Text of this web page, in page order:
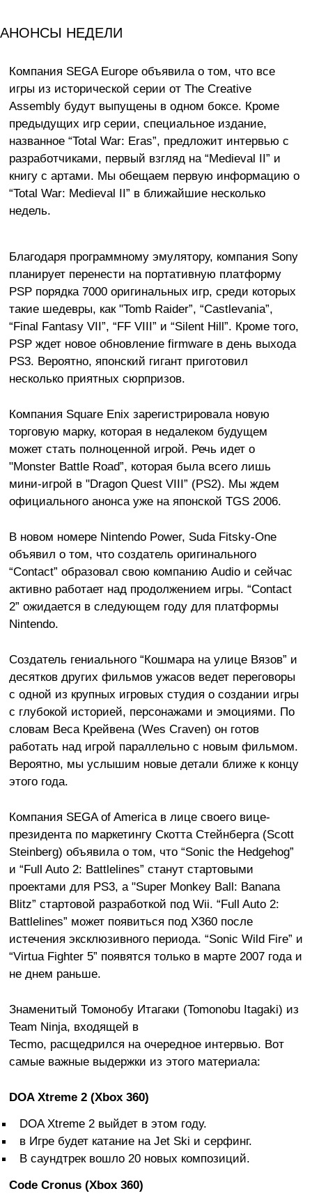
АНОНСЫ НЕДЕЛИ
Компания SEGA Europe объявила о том, что все
игры из исторической серии от The Creative
Assembly будут выпущены в одном боксе. Кроме
предыдущих игр серии, специальное издание,
названное “Total War: Eras”, предложит интервью с
разработчиками, первый взгляд на “Medieval II” и
книгу с артами. Мы обещаем первую информацию о
“Total War: Medieval II” в ближайшие несколько
недель.
Благодаря программному эмулятору, компания Sony
планирует перенести на портативную платформу
PSP порядка 7000 оригинальных игр, среди которых
такие шедевры, как "Tomb Raider”, “Castlevania”,
“Final Fantasy VII”, “FF VIII” и “Silent Hill”. Кроме того,
PSP ждет новое обновление firmware в день выхода
PS3. Вероятно, японский гигант приготовил
несколько приятных сюрпризов.
Компания Square Enix зарегистрировала новую
торговую марку, которая в недалеком будущем
может стать полноценной игрой. Речь идет о
"Monster Battle Road”, которая была всего лишь
мини-игрой в "Dragon Quest VIII” (PS2). Мы ждем
официального анонса уже на японской TGS 2006.
В новом номере Nintendo Power, Suda Fitsky-One
объявил о том, что создатель оригинального
“Contact” образовал свою компанию Audio и сейчас
активно работает над продолжением игры. “Contact
2” ожидается в следующем году для платформы
Nintendo.
Создатель гениального “Кошмара на улице Вязов” и
десятков других фильмов ужасов ведет переговоры
с одной из крупных игровых студия о создании игры
с глубокой историей, персонажами и эмоциями. По
словам Веса Крейвена (Wes Craven) он готов
работать над игрой параллельно с новым фильмом.
Вероятно, мы услышим новые детали ближе к концу
этого года.
Компания SEGA of America в лице своего вице-
президента по маркетингу Скотта Стейнберга (Scott
Steinberg) объявила о том, что “Sonic the Hedgehog”
и “Full Auto 2: Battlelines” станут стартовыми
проектами для PS3, а "Super Monkey Ball: Banana
Blitz” стартовой разработкой под Wii. “Full Auto 2:
Battlelines” может появиться под X360 после
истечения эксклюзивного периода. “Sonic Wild Fire” и
“Virtua Fighter 5” появятся только в марте 2007 года и
не днем раньше.
Знаменитый Томонобу Итагаки (Tomonobu Itagaki) из
Team Ninja, входящей в
Tecmo, расщедрился на очередное интервью. Вот
самые важные выдержки из этого материала:
DOA Xtreme 2 (Xbox 360)
DOA Xtreme 2 выйдет в этом году.
в Игре будет катание на Jet Ski и серфинг.
В саундтрек вошло 20 новых композиций.
Code Cronus (Xbox 360)